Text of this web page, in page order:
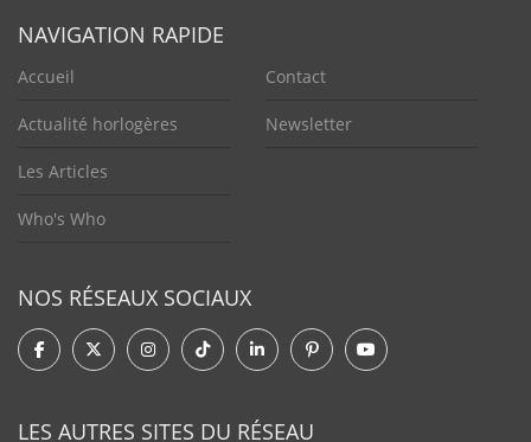
NAVIGATION RAPIDE
Accueil
Actualité horlogères
Les Articles
Who's Who
Contact
Newsletter
NOS RÉSEAUX SOCIAUX
LES AUTRES SITES DU RÉSEAU